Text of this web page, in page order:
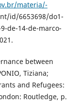
materia/-
id/6653698/do1-
de-14-de-marco-
between
Tiziana;
and Refugees:
Routledge, p.